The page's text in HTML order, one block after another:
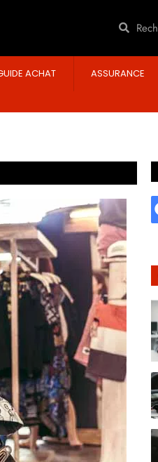
ACHAT ASSURANCE